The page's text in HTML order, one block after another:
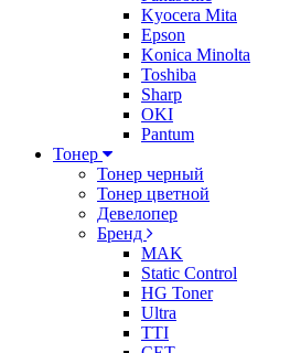
Kyocera Mita
Epson
Konica Minolta
Toshiba
Sharp
OKI
Pantum
Тонер
Тонер черный
Тонер цветной
Девелопер
Бренд
MAK
Static Control
HG Toner
Ultra
TTI